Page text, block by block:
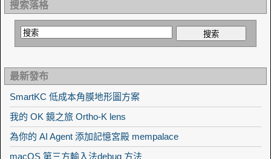
搜索落格
最新發布
SmartKC 低成本角膜地形圖方案
我的 OK 鏡之旅 Ortho-K lens
為你的 AI Agent 添加記憶宮殿 mempalace
macOS 第三方輸入法debug 方法